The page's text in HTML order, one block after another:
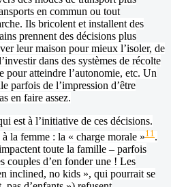
en commun ou tout
Ils bricolent et installent des
prennent des décisions plus
leur maison pour mieux l’isoler, de
dans des systèmes de récolte
pour atteindre l’autonomie, etc. Un
parfois de l’impression d’être
en faire assez.
est à l’initiative de ces décisions.
la femme : la « charge morale »11 .
toute la famille – parfois
couples d’en fonder une ! Les
inclined, no kids », qui pourrait se